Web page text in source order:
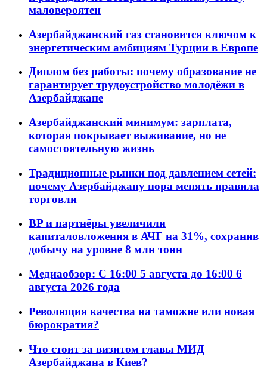
маловероятен
Азербайджанский газ становится ключом к
энергетическим амбициям Турции в Европе
Диплом без работы: почему образование не
гарантирует трудоустройство молодёжи в
Азербайджане
Азербайджанский минимум: зарплата,
которая покрывает выживание, но не
самостоятельную жизнь
Традиционные рынки под давлением сетей:
почему Азербайджану пора менять правила
торговли
BP и партнёры увеличили
капиталовложения в АЧГ на 31%, сохранив
добычу на уровне 8 млн тонн
Медиаобзор: С 16:00 5 августа до 16:00 6
августа 2026 года
Революция качества на таможне или новая
бюрократия?
Что стоит за визитом главы МИД
Азербайджана в Киев?